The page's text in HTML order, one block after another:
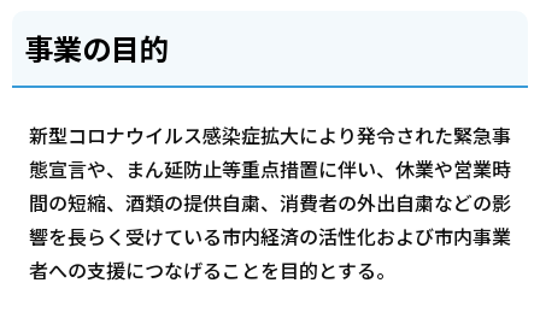
事業の目的
新型コロナウイルス感染症拡大により発令された緊急事
態宣言や、まん延防止等重点措置に伴い、休業や営業時
間の短縮、酒類の提供自粛、消費者の外出自粛などの影
響を長らく受けている市内経済の活性化および市内事業
者への支援につなげることを目的とする。